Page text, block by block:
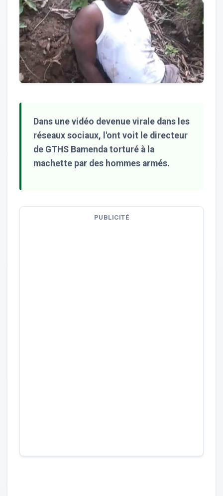
Dans une vidéo devenue virale dans les
réseaux sociaux, l'ont voit le directeur
de GTHS Bamenda torturé à la
machette par des hommes armés.
PUBLICITÉ